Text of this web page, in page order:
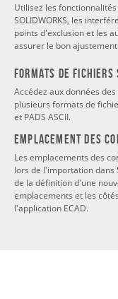
Utilisez les
SOLIDWORKS, les
points d'exclusion et les
assurer le bon
Formats de
Accédez aux données
plusieurs formats de
et PADS ASCII.
Emplacement des
Les emplacements des
lors de l'importation dans
de la définition d'une
emplacements et les
l'application ECAD.